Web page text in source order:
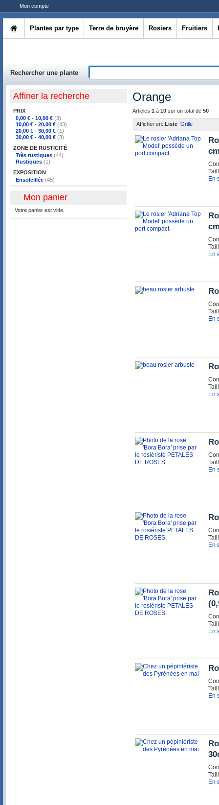
Mon compte
Plantes par type Terre de bruyère Rosiers Fruitiers
Rechercher une plante
Affiner la recherche
PRIX
0,00 € - 10,00 € (3)
10,00 € - 20,00 € (43)
20,00 € - 30,00 € (1)
30,00 € - 40,00 € (3)
ZONE DE RUSTICITÉ
Très rustiques (44)
Rustiques (1)
EXPOSITION
Ensoleillée (45)
Mon panier
Votre panier est vide.
Orange
Articles 1 à 10 sur un total de 50
Afficher en: Liste Grille
En
En
En
En
En
En
En
En
En